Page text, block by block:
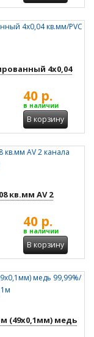
4x0,04
40 р.
в наличии
В корзину
кв.мм AV 2
40 р.
в наличии
В корзину
(49x0,1мм) медь